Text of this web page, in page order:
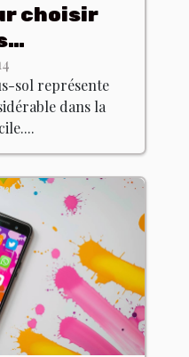
choisir
en
sous-sol
sol représente
dans la